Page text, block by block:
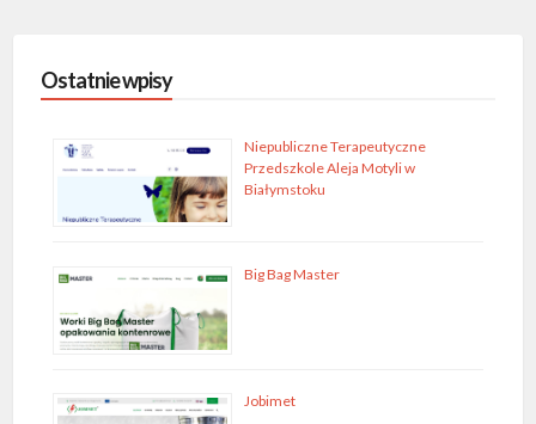
Ostatnie wpisy
Niepubliczne Terapeutyczne
Przedszkole Aleja Motyli w
Białymstoku
Big Bag Master
Jobimet